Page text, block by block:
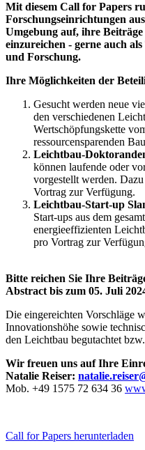
Mit diesem Call for Papers
Forschungseinrichtungen
Umgebung auf, ihre
einzureichen - gerne auch
und Forschung.
Ihre Möglichkeiten der
Gesucht werden neue
den verschiedenen
Wertschöpfungskette
ressourcensparenden
Leichtbau-
können laufende oder
vorgestellt werden.
Vortrag zur Verfügung.
Leichtbau-Start-up
Start-ups aus dem
energieeffizienten
pro Vortrag zur
Bitte reichen Sie Ihre
Abstract bis zum 05. Juli
Die eingereichten Vorschläge
Innovationshöhe sowie
den Leichtbau begutachtet
Wir freuen uns auf Ihre
Natalie Reiser:
Mob. +49 1575 72 634 36
Call for Papers herunterladen